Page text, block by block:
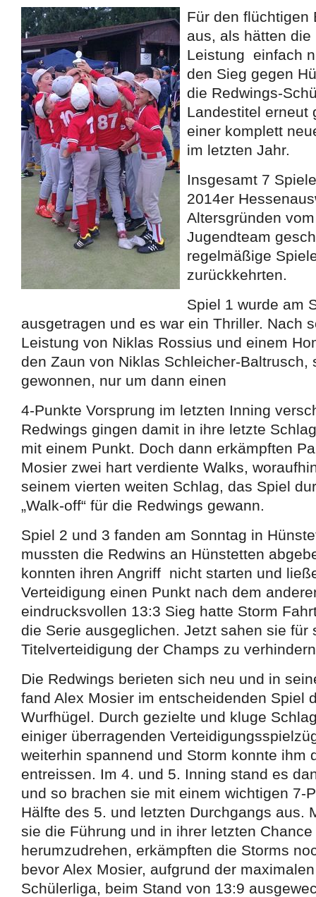
Für den flüchtigen
aus, als hätten die
Leistung einfach
den Sieg gegen
die Redwings-
Landestitel erneut
einer komplett
im letzten Jahr.
Insgesamt 7
2014er
Altersgründen
Jugendteam
regelmäßige
zurückkehrten.
Spiel 1 wurde am
ausgetragen und es war ein Thriller. Nach
Leistung von Niklas Rossius und einem
den Zaun von Niklas Schleicher-Baltrusch,
gewonnen, nur um dann einen
4-Punkte Vorsprung im letzten Inning
Redwings gingen damit in ihre letzte
mit einem Punkt. Doch dann erkämpften
Mosier zwei hart verdiente Walks,
seinem vierten weiten Schlag, das Spiel
„Walk-off“ für die Redwings gewann.
Spiel 2 und 3 fanden am Sonntag in
mussten die Redwins an Hünstetten
konnten ihren Angriff nicht starten und
Verteidigung einen Punkt nach dem
eindrucksvollen 13:3 Sieg hatte Storm
die Serie ausgeglichen. Jetzt sahen sie für
Titelverteidigung der Champs zu
Die Redwings berieten sich neu und in
fand Alex Mosier im entscheidenden Spiel
Wurfhügel. Durch gezielte und kluge
einiger überragenden
weiterhin spannend und Storm konnte ihm
entreissen. Im 4. und 5. Inning stand es
und so brachen sie mit einem wichtigen 7-
Hälfte des 5. und letzten Durchgangs aus.
sie die Führung und in ihrer letzten
herumzudrehen, erkämpften die Storms
bevor Alex Mosier, aufgrund der
Schülerliga, beim Stand von 13:9